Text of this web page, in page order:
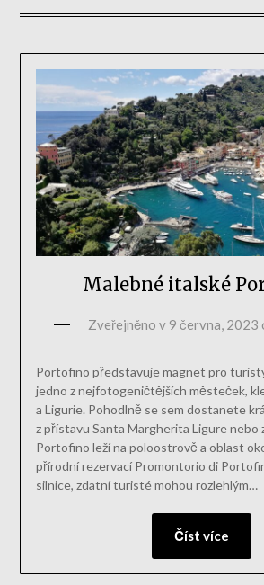
Malebné italské
Zveřejněno v 9 června, 2023
Portofino představuje magnet pro
jedno z nejfotogeničtějších městeček,
a Ligurie. Pohodlně se sem dostanete
z přístavu Santa Margherita Ligure nebo
Portofino leží na poloostrově a oblast
přírodní rezervací Promontorio di
silnice, zdatní turisté mohou rozlehlým…
Číst více